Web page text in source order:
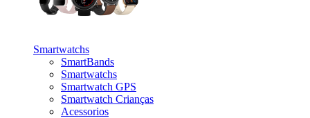
Smartwatchs
SmartBands
Smartwatchs
Smartwatch GPS
Smartwatch Crianças
Acessorios